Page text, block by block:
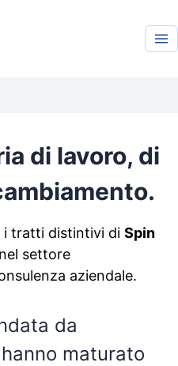
di lavoro, di
i tratti distintivi di Spin
settore
aziendale.
da
maturato